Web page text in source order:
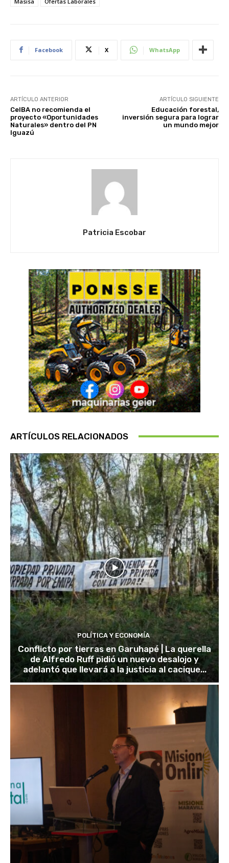
Facebook X WhatsApp
ARTÍCULO ANTERIOR
CeIBA no recomienda el
proyecto «Oportunidades
Naturales» dentro del PN
Iguazú
ARTÍCULO SIGUIENTE
Educación forestal,
inversión segura para lograr
un mundo mejor
Patricia Escobar
ARTÍCULOS RELACIONADOS
POLÍTICA Y ECONOMÍA
Conflicto por tierras en Garuhapé | La querella
de Alfredo Ruff pidió un nuevo desalojo y
adelantó que llevará a la justicia al cacique...